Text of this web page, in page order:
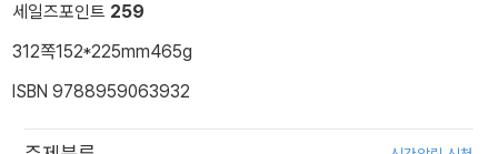
세일즈포인트 259
312쪽152*225mm465g
ISBN 9788959063932